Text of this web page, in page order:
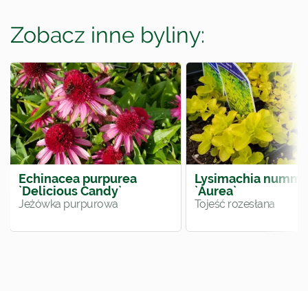
Zobacz inne byliny:
Echinacea purpurea
`Delicious Candy`
Jeżówka purpurowa
Lysimachia
`Aurea`
Tojeść rozesłana